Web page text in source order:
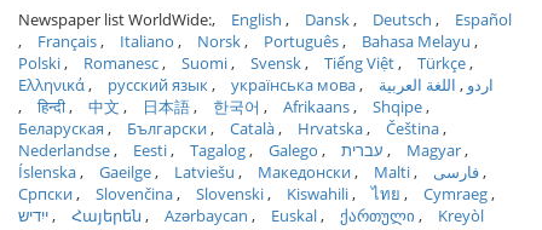
Newspaper list WorldWide: English Dansk Deutsch
Español
Français
Italiano Norsk Português
Bahasa Melayu
Polski
Romanesc Suomi Svensk Tiếng Việt
Türkçe
Ελληνικά
русский язык українська мова اردو
اللغة العربية
हिन्दी
中文 日本語 한국어 Afrikaans
Shqipe
Беларуская
Български Català Hrvatska
Čeština
Nederlandse
Eesti Tagalog Galego עברית
Magyar
Íslenska
Gaeilge Latviešu Македонски Malti
فارسی
Српски
Slovenčina Slovenski Kiswahili ไทย
Cymraeg
ייִדיש
Հայերեն Azərbaycan Euskal ქართული
Kreyòl